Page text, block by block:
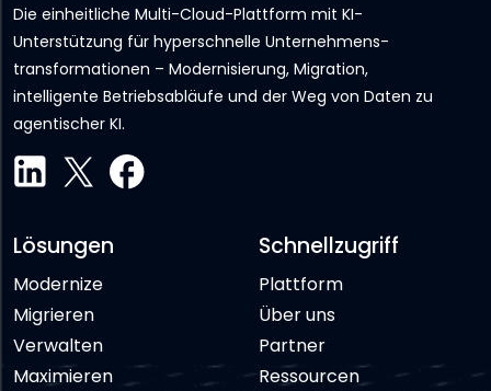
Die einheitliche Multi-Cloud-Plattform mit KI-
Unterstützung für hyperschnelle Unternehmens­
transformationen – Modernisierung, Migration,
intelligente Betriebsabläufe und der Weg von Daten zu
agentischer KI.
Lösungen
Modernize
Migrieren
Verwalten
Maximieren
Schnellzugriff
Plattform
Über uns
Partner
Ressourcen